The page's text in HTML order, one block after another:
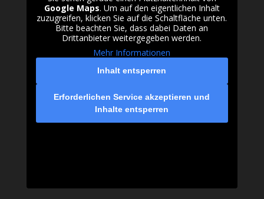
Google Maps. Um auf den eigentlichen Inhalt
zuzugreifen, klicken Sie auf die Schaltfläche unten.
Bitte beachten Sie, dass dabei Daten an
Drittanbieter weitergegeben werden.
Mehr Informationen
Inhalt entsperren
Erforderlichen Service akzeptieren und
Inhalte entsperren